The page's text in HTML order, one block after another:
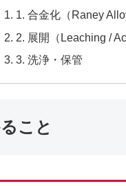
1. 合金化（Raney
2. 展開（Leaching /
3. 洗浄・保管
こと